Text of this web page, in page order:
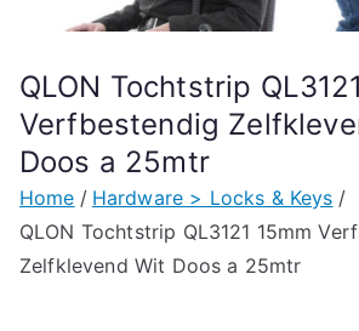
QLON Tochtstrip
Verfbestendig
Doos a 25mtr
Home
Hardware > Locks & Keys
QLON Tochtstrip QL3121 15mm
Zelfklevend Wit Doos a 25mtr